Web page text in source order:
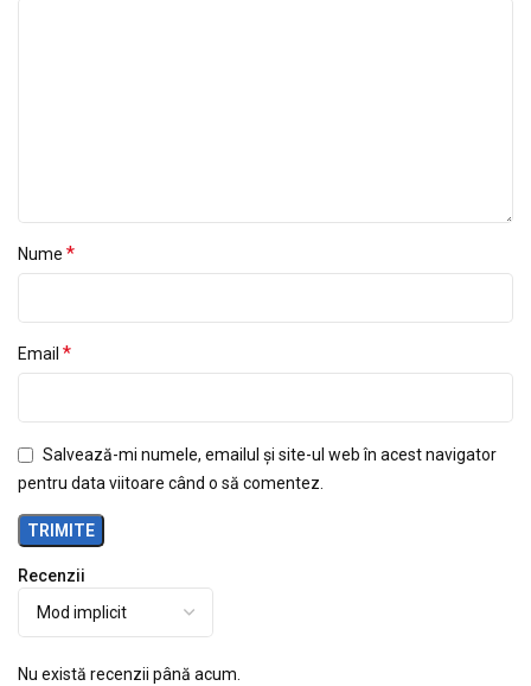
Recenzii
Nu există recenzii până acum.
Nume *
Email *
Salvează-mi numele, emailul și site-ul web în acest navigator
pentru data viitoare când o să comentez.